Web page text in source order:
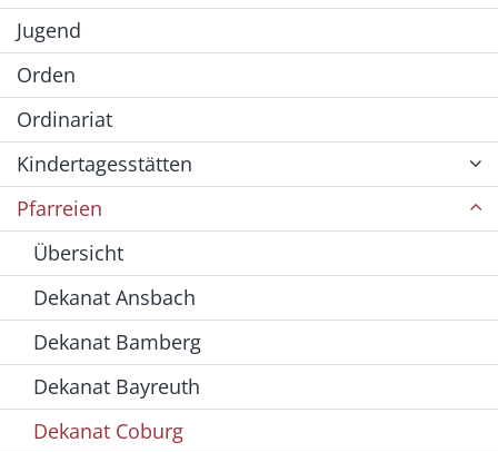
Jugend
Orden
Ordinariat
Kindertagesstätten
Pfarreien
Übersicht
Dekanat Ansbach
Dekanat Bamberg
Dekanat Bayreuth
Dekanat Coburg